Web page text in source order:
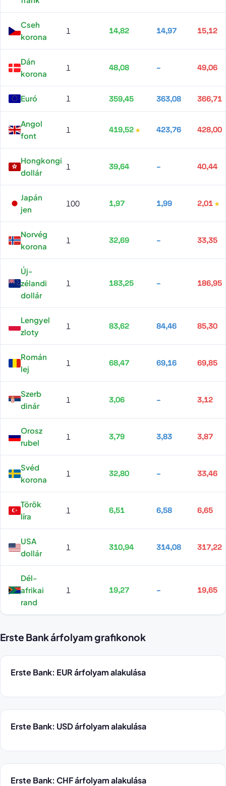
Cseh
korona
1 14,82 14,97 15,12
Dán
korona
1 48,08 – 49,06
Euró 1 359,45 363,08 366,71
Angol
font
1 419,52 423,76 428,00
Hongkongi
dollár
1 39,64 – 40,44
Japán
jen
100 1,97 1,99 2,01
Norvég
korona
1 32,69 – 33,35
Új-
zélandi
dollár
1 183,25 – 186,95
Lengyel
zloty
1 83,62 84,46 85,30
Román
lej
1 68,47 69,16 69,85
Szerb
dinár
1 3,06 – 3,12
Orosz
rubel
1 3,79 3,83 3,87
Svéd
korona
1 32,80 – 33,46
Török
líra
1 6,51 6,58 6,65
USA
dollár
1 310,94 314,08 317,22
Dél-
afrikai
rand
1 19,27 – 19,65
Erste Bank árfolyam grafikonok
Erste Bank: EUR árfolyam alakulása
Erste Bank: USD árfolyam alakulása
Erste Bank: CHF árfolyam alakulása